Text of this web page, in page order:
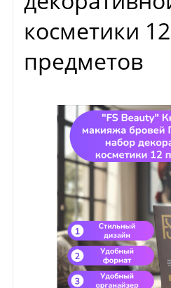
косметики 12
предметов